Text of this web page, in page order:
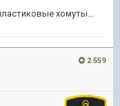
хомуты...
2 559